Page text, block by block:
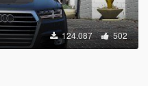
124.087 502